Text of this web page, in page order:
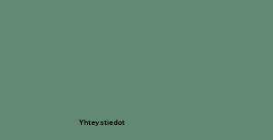
Yhteystiedot